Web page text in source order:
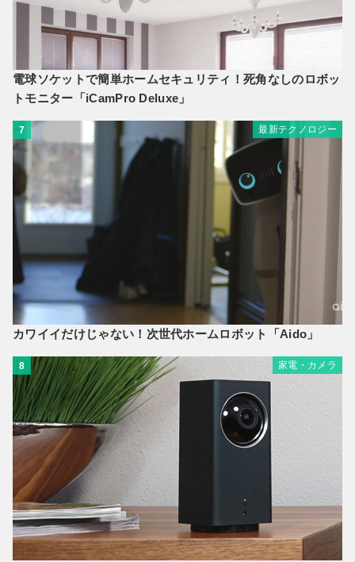
電球ソケットで簡単ホームセキュリティ！死角なしのロボッ
トモニター「iCamPro Deluxe」
7 最新テクノロジー
カワイイだけじゃない！次世代ホームロボット「Aido」
8 家電・カメラ